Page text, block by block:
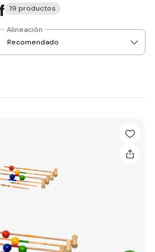
19 productos
Alineación